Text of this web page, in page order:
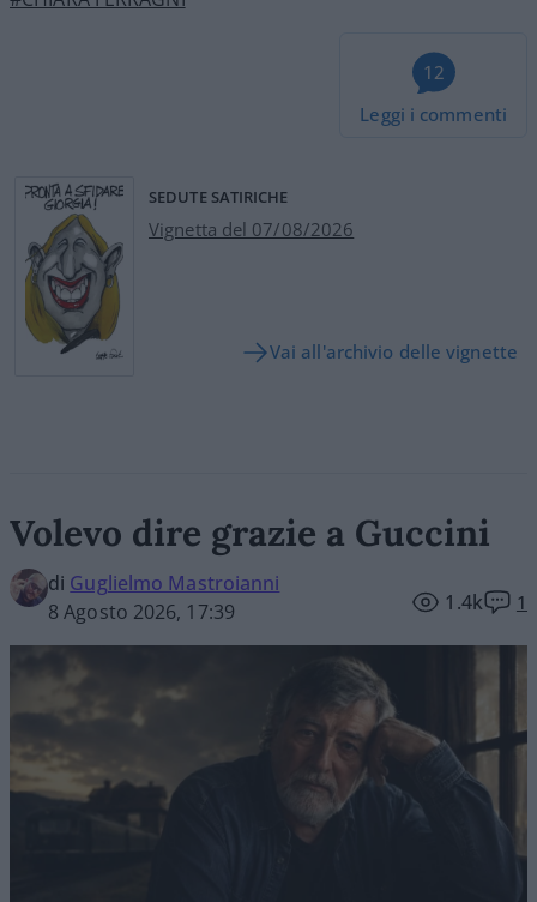
12
Leggi i commenti
SEDUTE SATIRICHE
Vignetta del 07/08/2026
Vai all'archivio delle vignette
Volevo dire grazie a Guccini
di Guglielmo Mastroianni
8 Agosto 2026, 17:39
1.4k 1